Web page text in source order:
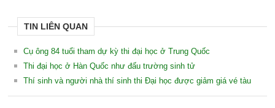
TIN LIÊN QUAN
Cụ ông 84 tuổi tham dự kỳ thi đại học ở Trung Quốc
Thi đại học ở Hàn Quốc như đấu trường sinh tử
Thí sinh và người nhà thí sinh thi Đại học được giảm giá vé tàu